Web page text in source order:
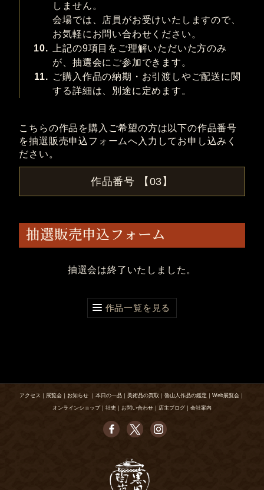
しません。
会場では、店員がお受けいたしますので、
お気軽にお問い合わせください。
10.
上記の9項目をご理解いただいた方のみ
が、抽選会にご参加できます。
11. ご購入作品の納期・お引渡しやご配送に関
する詳細は、別途に定めます。
こちらの作品を購入ご希望の方は以下の作品番号
を抽選販売申込フォームへ入力してお申し込みく
ださい。
作品番号 【03】
抽選販売申込フォーム
抽選会は終了いたしました。
作品一覧を見る
アクセス ｜ 展覧会 ｜ お知らせ ｜ 本日の一品 ｜ 美術品の買取 ｜ 魯山人作品の鑑定 ｜ Web展覧会 ｜
オンラインショップ｜ 社史 ｜ お問い合わせ ｜ 店主ブログ ｜ 会社案内